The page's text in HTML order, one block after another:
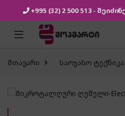
+995 (32) 2 500 513 -
Skip to navigation
Skip to content
მთავარი საოჯახო ტექნიკა